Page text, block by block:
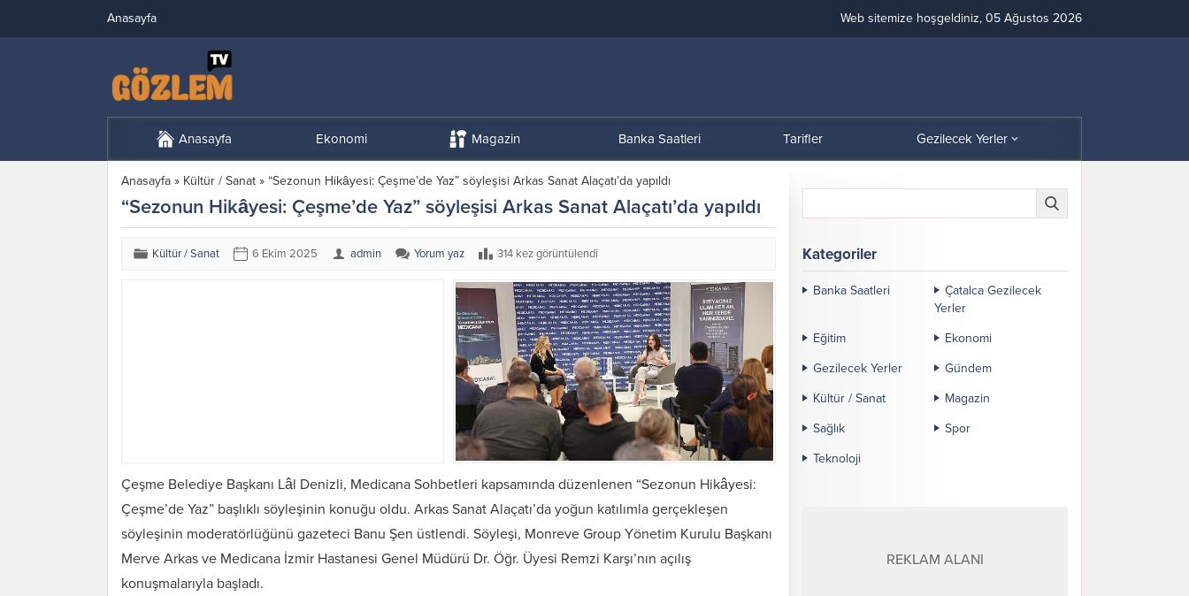
Anasayfa Web sitemize hoşgeldiniz, 05 Ağustos 2026
Anasayfa Ekonomi Magazin Banka Saatleri Tarifler Gezilecek Yerler
Anasayfa » Kültür / Sanat » “Sezonun Hikâyesi: Çeşme’de Yaz” söyleşisi Arkas Sanat Alaçatı’da yapıldı
“Sezonun Hikâyesi: Çeşme’de Yaz” söyleşisi Arkas Sanat Alaçatı’da yapıldı
Kültür / Sanat 6 Ekim 2025 admin Yorum yaz 314 kez görüntülendi
Çeşme Belediye Başkanı Lâl Denizli, Medicana Sohbetleri kapsamında düzenlenen “Sezonun Hikâyesi:
Çeşme’de Yaz” başlıklı söyleşinin konuğu oldu. Arkas Sanat Alaçatı’da yoğun katılımla gerçekleşen
söyleşinin moderatörlüğünü gazeteci Banu Şen üstlendi. Söyleşi, Monreve Group Yönetim Kurulu Başkanı
Merve Arkas ve Medicana İzmir Hastanesi Genel Müdürü Dr. Öğr. Üyesi Remzi Karşı’nın açılış
konuşmalarıyla başladı.
Kategoriler
Banka Saatleri
Çatalca Gezilecek
Yerler
Eğitim
Ekonomi
Gezilecek Yerler
Gündem
Kültür / Sanat
Magazin
Sağlık
Spor
Teknoloji
REKLAM ALANI